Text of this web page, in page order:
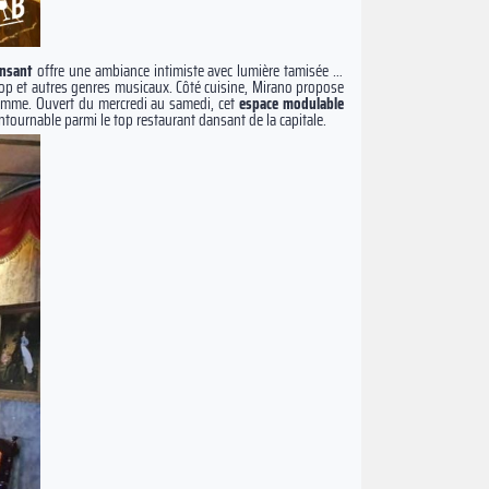
offre une ambiance intimiste avec lumière tamisée et
et autres genres musicaux. Côté cuisine, Mirano propose
Ouvert du mercredi au samedi, cetespace modulable
parmi le top restaurant dansant de la capitale.